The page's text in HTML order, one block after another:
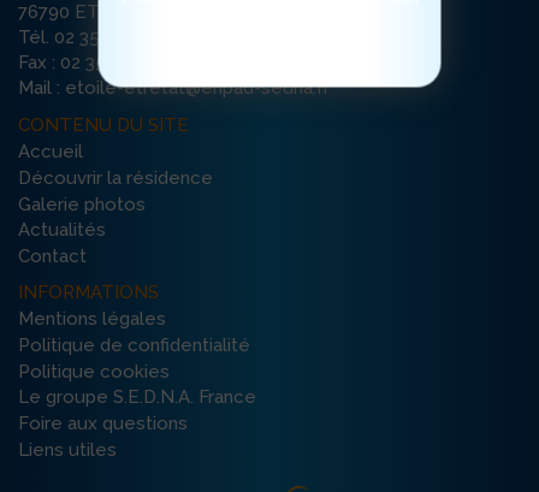
76790 ETRETAT
Tél. 02 35 10 39 93
Fax : 02 35 10 39 99
Mail : etoile-etretat@ehpad-sedna.fr
CONTENU DU SITE
Accueil
Découvrir la résidence
Galerie photos
Actualités
Contact
INFORMATIONS
Mentions légales
Politique de confidentialité
Politique cookies
Le groupe S.E.D.N.A. France
Foire aux questions
Liens utiles